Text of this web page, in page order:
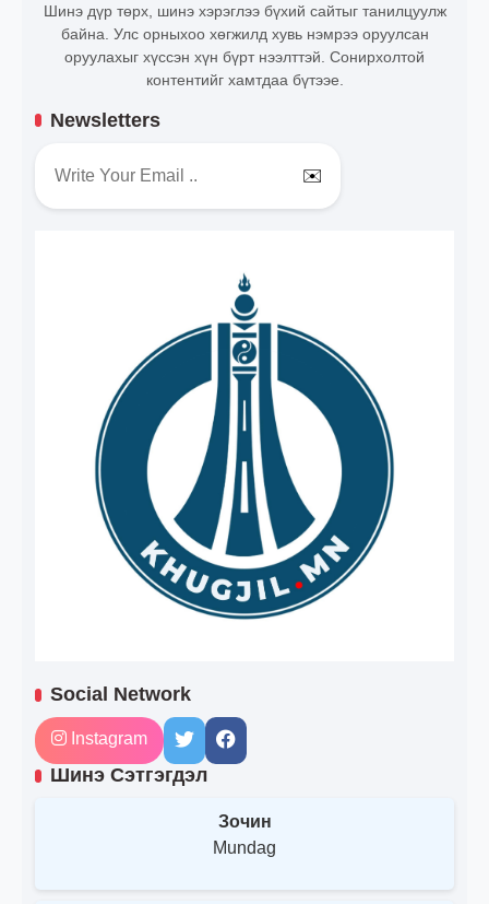
Шинэ дүр төрх, шинэ хэрэглээ бүхий сайтыг танилцуулж
байна. Улс орныхоо хөгжилд хувь нэмрээ оруулсан
оруулахыг хүссэн хүн бүрт нээлттэй. Сонирхолтой
контентийг хамтдаа бүтээе.
Newsletters
✉️
Social Network
Instagram
Шинэ Сэтгэгдэл
Зочин
Mundag